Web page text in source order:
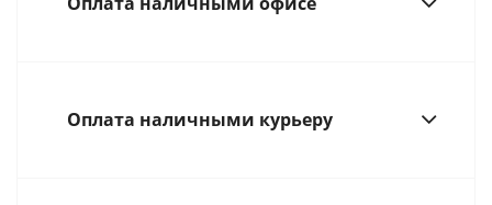
Оплата наличными курьеру